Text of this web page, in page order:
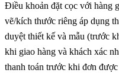
Điều khoản đặt cọc với hàng
vẽ/kích thước riêng áp dụng
duyệt thiết kế và mẫu (trước
khi giao hàng và khách xác
thanh toán trước khi đơn